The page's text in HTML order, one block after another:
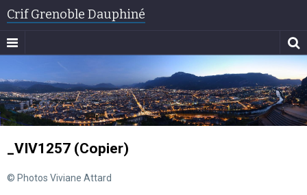
Crif Grenoble Dauphiné
_VIV1257 (Copier)
© Photos Viviane Attard